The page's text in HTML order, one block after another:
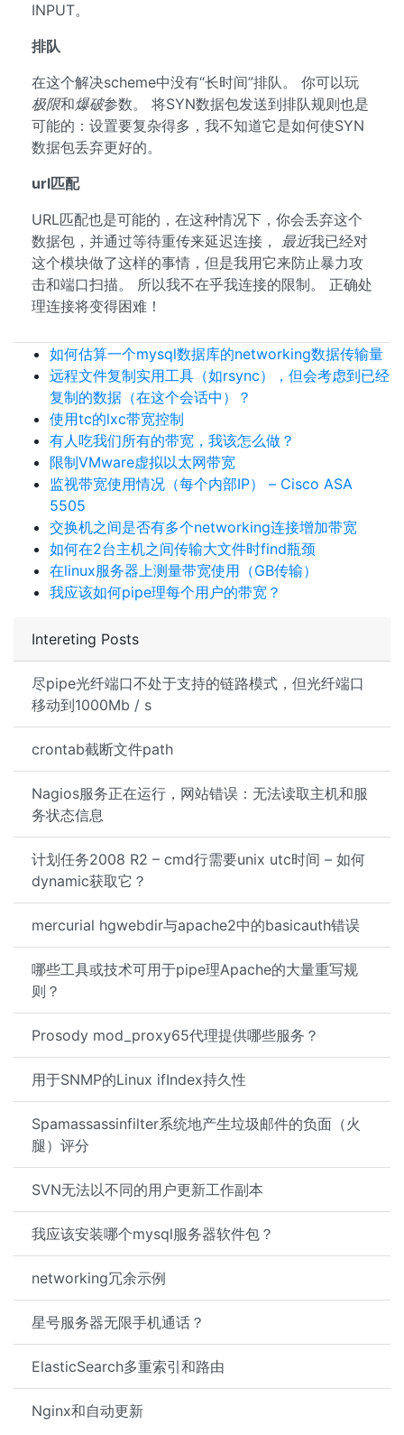
Intereting Posts
尽pipe光纤端口不处于支持的链路模式，但光纤端口
移动到1000Mb / s
crontab截断文件path
Nagios服务正在运行，网站错误：无法读取主机和服
务状态信息
计划任务2008 R2 – cmd行需要unix utc时间 – 如何
dynamic获取它？
mercurial hgwebdir与apache2中的basicauth错误
哪些工具或技术可用于pipe理Apache的大量重写规
则？
Prosody mod_proxy65代理提供哪些服务？
用于SNMP的Linux ifIndex持久性
Spamassassinfilter系统地产生垃圾邮件的负面（火
腿）评分
SVN无法以不同的用户更新工作副本
我应该安装哪个mysql服务器软件包？
networking冗余示例
星号服务器无限手机通话？
ElasticSearch多重索引和路由
Nginx和自动更新
INPUT。
排队
在这个解决scheme中没有“长时间”排队。 你可以玩
极限和爆破参数。 将SYN数据包发送到排队规则也是
可能的：设置要复杂得多，我不知道它是如何使SYN
数据包丢弃更好的。
url匹配
URL匹配也是可能的，在这种情况下，你会丢弃这个
数据包，并通过等待重传来延迟连接， 最近我已经对
这个模块做了这样的事情，但是我用它来防止暴力攻
击和端口扫描。 所以我不在乎我连接的限制。 正确处
理连接将变得困难！
如何估算一个mysql数据库的networking数据传输量
远程文件复制实用工具（如rsync），但会考虑到已经
复制的数据（在这个会话中）？
使用tc的lxc带宽控制
有人吃我们所有的带宽，我该怎么做？
限制VMware虚拟以太网带宽
监视带宽使用情况（每个内部IP） – Cisco ASA
5505
交换机之间是否有多个networking连接增加带宽
如何在2台主机之间传输大文件时find瓶颈
在linux服务器上测量带宽使用（GB传输）
我应该如何pipe理每个用户的带宽？